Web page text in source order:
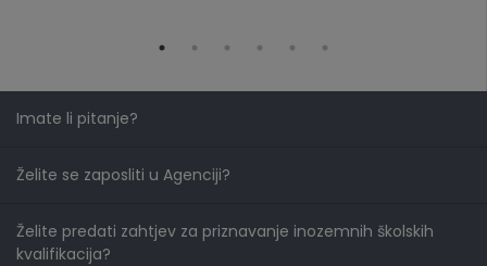
Imate li pitanje?
Želite se zaposliti u Agenciji?
Želite predati zahtjev za priznavanje inozemnih školskih
kvalifikacija?